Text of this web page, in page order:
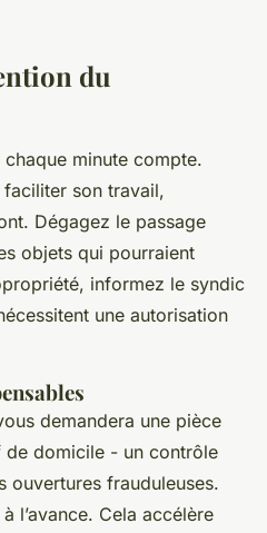
du
minute compte.
son travail,
Dégagez le passage
objets qui pourraient
informez le syndic
une autorisation
demandera une pièce
de domicile - un contrôle
ouvertures frauduleuses.
l’avance. Cela accélère